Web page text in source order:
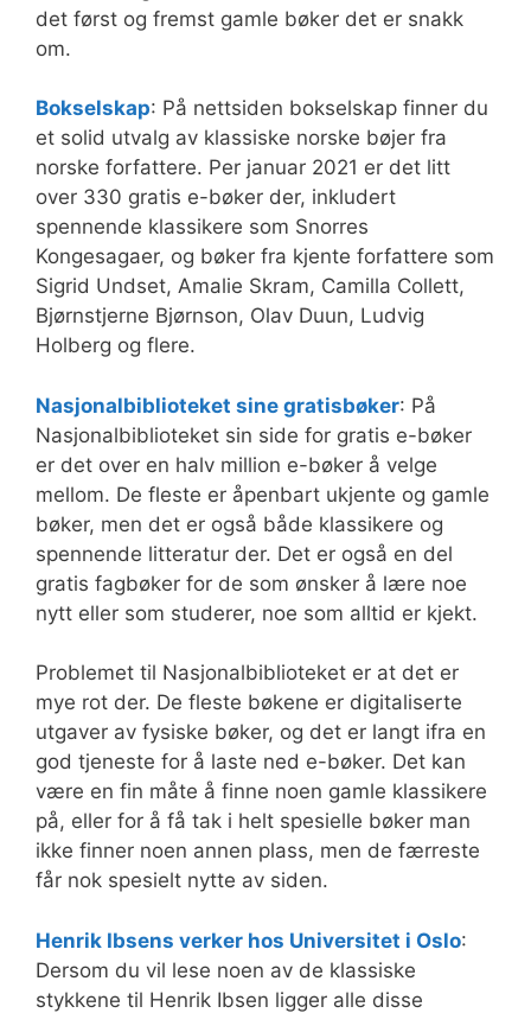
det først og fremst gamle bøker det er snakk
om.
Bokselskap: På nettsiden bokselskap finner du
et solid utvalg av klassiske norske bøjer fra
norske forfattere. Per januar 2021 er det litt
over 330 gratis e-bøker der, inkludert
spennende klassikere som Snorres
Kongesagaer, og bøker fra kjente forfattere som
Sigrid Undset, Amalie Skram, Camilla Collett,
Bjørnstjerne Bjørnson, Olav Duun, Ludvig
Holberg og flere.
Nasjonalbiblioteket sine gratisbøker: På
Nasjonalbiblioteket sin side for gratis e-bøker
er det over en halv million e-bøker å velge
mellom. De fleste er åpenbart ukjente og gamle
bøker, men det er også både klassikere og
spennende litteratur der. Det er også en del
gratis fagbøker for de som ønsker å lære noe
nytt eller som studerer, noe som alltid er kjekt.
Problemet til Nasjonalbiblioteket er at det er
mye rot der. De fleste bøkene er digitaliserte
utgaver av fysiske bøker, og det er langt ifra en
god tjeneste for å laste ned e-bøker. Det kan
være en fin måte å finne noen gamle klassikere
på, eller for å få tak i helt spesielle bøker man
ikke finner noen annen plass, men de færreste
får nok spesielt nytte av siden.
Henrik Ibsens verker hos Universitet i Oslo:
Dersom du vil lese noen av de klassiske
stykkene til Henrik Ibsen ligger alle disse